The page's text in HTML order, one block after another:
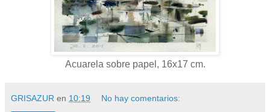
Acuarela sobre papel, 16x17 cm.
GRISAZUR en 10:19 No hay comentarios: